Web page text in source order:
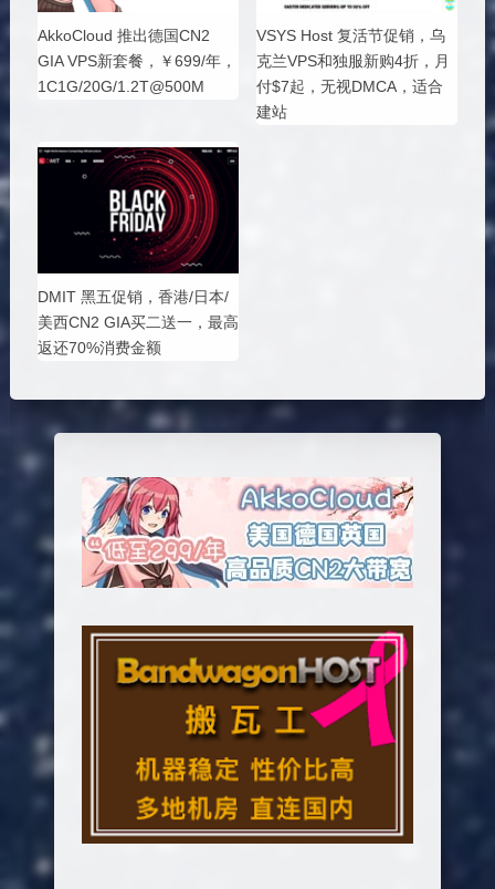
AkkoCloud 推出德国CN2
GIA VPS新套餐，￥699/年，
1C1G/20G/1.2T@500M
VSYS Host 复活节促销，乌
克兰VPS和独服新购4折，月
付$7起，无视DMCA，适合
建站
DMIT 黑五促销，香港/日本/
美西CN2 GIA买二送一，最高
返还70%消费金额